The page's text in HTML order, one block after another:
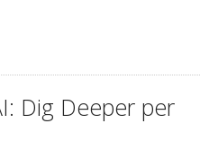
Dig Deeper per